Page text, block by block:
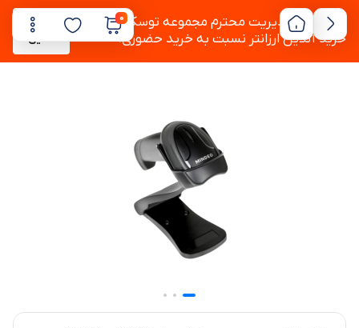
به دستور مدیریت محترم مجموعه توسکام ،
خرید آنلاین ارزانتر نسبت به خرید حضوری.
پشتیبانی
آنلاین
0